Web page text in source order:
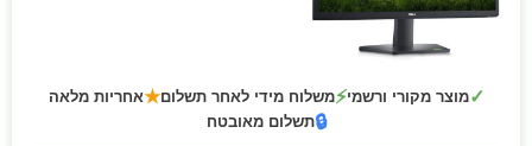
✓מוצר מקורי ורשמי⚡משלוח מידי לאחר תשלום★אחריות מלאה
🔒תשלום מאובטח